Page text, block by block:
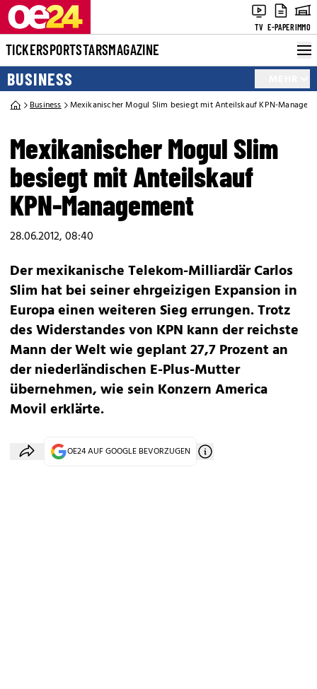
TV E-PAPERIMMO
TICKERSPORTSTARSMAGAZINE
BUSINESS
Business Mexikanischer Mogul Slim besiegt mit Anteilskauf KPN-
Mexikanischer Mogul Slim
besiegt mit Anteilskauf
KPN-Management
28.06.2012, 08:40
Der mexikanische Telekom-Milliardär Carlos
Slim hat bei seiner ehrgeizigen Expansion in
Europa einen weiteren Sieg errungen. Trotz
des Widerstandes von KPN kann der reichste
Mann der Welt wie geplant 27,7 Prozent an
der niederländischen E-Plus-Mutter
übernehmen, wie sein Konzern America
Movil erklärte.
OE24 AUF GOOGLE BEVORZUGEN